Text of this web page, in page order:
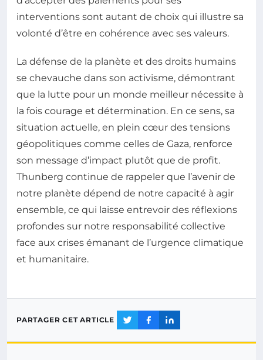
interventions sont autant de choix qui illustre sa
volonté d’être en cohérence avec ses valeurs.
La défense de la planète et des droits humains
se chevauche dans son activisme, démontrant
que la lutte pour un monde meilleur nécessite à
la fois courage et détermination. En ce sens, sa
situation actuelle, en plein cœur des tensions
géopolitiques comme celles de Gaza, renforce
son message d’impact plutôt que de profit.
Thunberg continue de rappeler que l’avenir de
notre planète dépend de notre capacité à agir
ensemble, ce qui laisse entrevoir des réflexions
profondes sur notre responsabilité collective
face aux crises émanant de l’urgence climatique
et humanitaire.
PARTAGER CET ARTICLE